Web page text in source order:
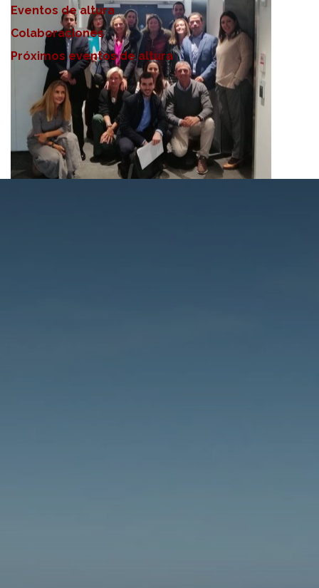
Eventos de altura
Colaboraciones
Próximos eventos de altura